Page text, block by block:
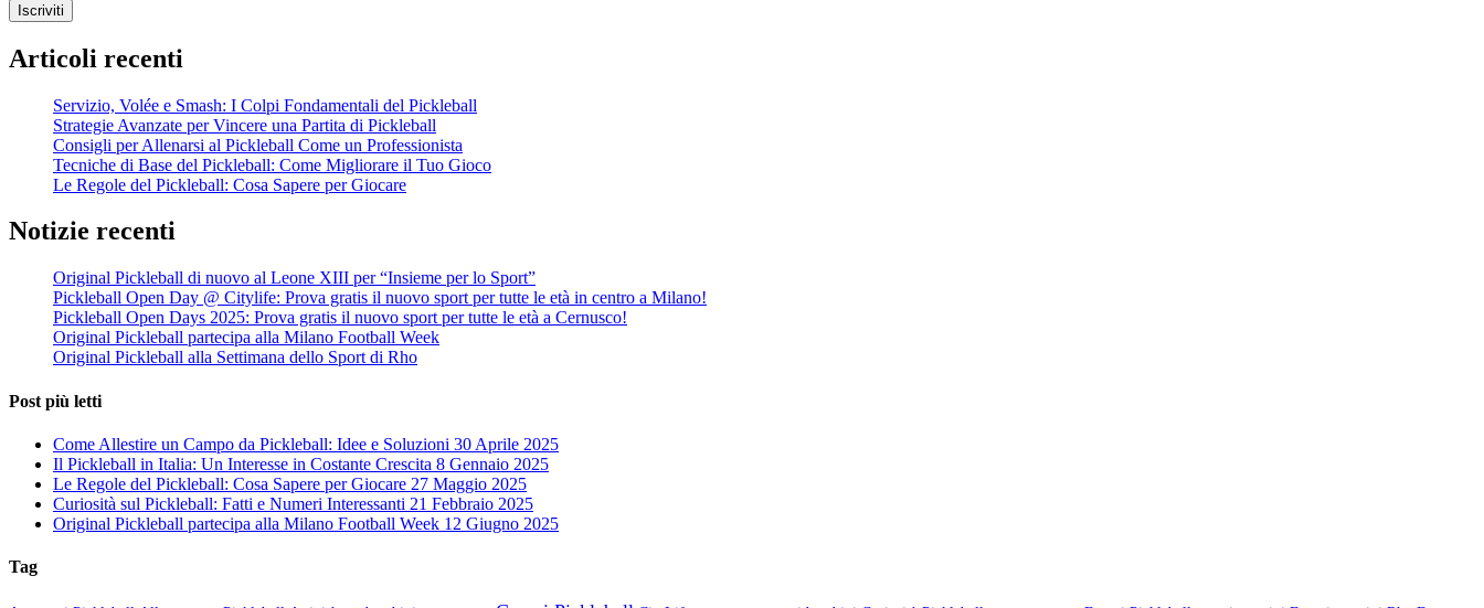
Iscriviti
Articoli recenti
Servizio, Volée e Smash: I Colpi Fondamentali del Pickleball
Strategie Avanzate per Vincere una Partita di Pickleball
Consigli per Allenarsi al Pickleball Come un Professionista
Tecniche di Base del Pickleball: Come Migliorare il Tuo Gioco
Le Regole del Pickleball: Cosa Sapere per Giocare
Notizie recenti
Original Pickleball di nuovo al Leone XIII per “Insieme per lo Sport”
Pickleball Open Day @ Citylife: Prova gratis il nuovo sport per tutte le età in centro a Milano!
Pickleball Open Days 2025: Prova gratis il nuovo sport per tutte le età a Cernusco!
Original Pickleball partecipa alla Milano Football Week
Original Pickleball alla Settimana dello Sport di Rho
Post più letti
Come Allestire un Campo da Pickleball: Idee e Soluzioni 30 Aprile 2025
Il Pickleball in Italia: Un Interesse in Costante Crescita 8 Gennaio 2025
Le Regole del Pickleball: Cosa Sapere per Giocare 27 Maggio 2025
Curiosità sul Pickleball: Fatti e Numeri Interessanti 21 Febbraio 2025
Original Pickleball partecipa alla Milano Football Week 12 Giugno 2025
Tag